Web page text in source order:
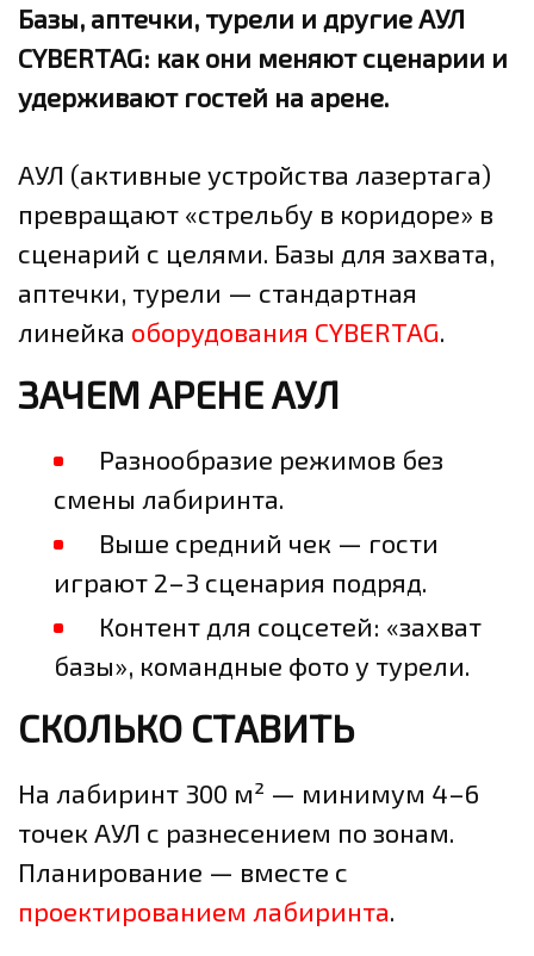
Базы, аптечки, турели и другие АУЛ
CYBERTAG: как они меняют сценарии и
удерживают гостей на арене.
АУЛ (активные устройства лазертага)
превращают «стрельбу в коридоре» в
сценарий с целями. Базы для захвата,
аптечки, турели — стандартная
линейка оборудования CYBERTAG.
ЗАЧЕМ АРЕНЕ АУЛ
Разнообразие режимов без
смены лабиринта.
Выше средний чек — гости
играют 2–3 сценария подряд.
Контент для соцсетей: «захват
базы», командные фото у турели.
СКОЛЬКО СТАВИТЬ
На лабиринт 300 м² — минимум 4–6
точек АУЛ с разнесением по зонам.
Планирование — вместе с
проектированием лабиринта.